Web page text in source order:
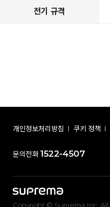
전기 규격
개인정보처리방침 쿠키 정책
문의전화 1522-4507
Copyright © Suprema Inc. All